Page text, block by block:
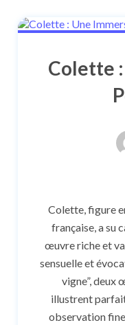
Colette
Colette, figure
française, a su
œuvre riche et
sensuelle et
vigne”, deux
illustrent
observation